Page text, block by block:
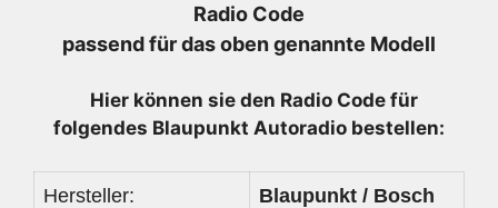
Radio Code
passend für das oben genannte Modell
Hier können sie den Radio Code für
folgendes Blaupunkt Autoradio bestellen:
Hersteller: Blaupunkt / Bosch